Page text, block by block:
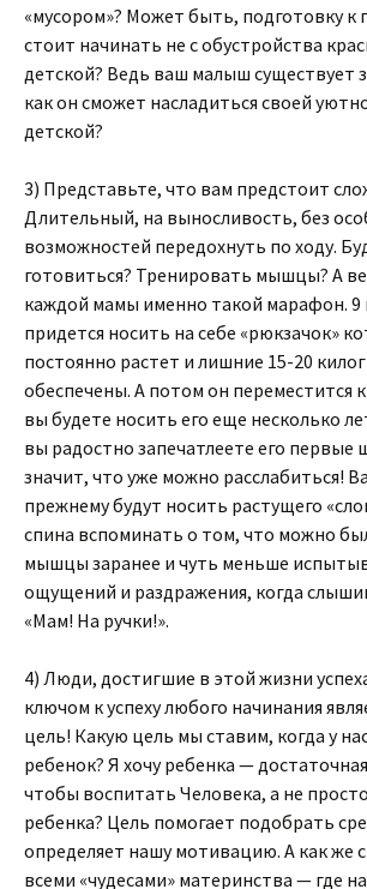
«мусором»? Может быть, подготовку к
стоит начинать не с обустройства
детской? Ведь ваш малыш существует
как он сможет насладиться своей
детской?
3) Представьте, что вам предстоит
Длительный, на выносливость, без
возможностей передохнуть по ходу.
готовиться? Тренировать мышцы? А
каждой мамы именно такой марафон. 9
придется носить на себе «рюкзачок»
постоянно растет и лишние 15-20
обеспечены. А потом он переместится
вы будете носить его еще несколько
вы радостно запечатлеете его первые
значит, что уже можно расслабиться!
прежнему будут носить растущего
спина вспоминать о том, что можно
мышцы заранее и чуть меньше
ощущений и раздражения, когда
«Мам! На ручки!».
4) Люди, достигшие в этой жизни
ключом к успеху любого начинания
цель! Какую цель мы ставим, когда у
ребенок? Я хочу ребенка —
чтобы воспитать Человека, а не
ребенка? Цель помогает подобрать
определяет нашу мотивацию. А как же
всеми «чудесами» материнства — где